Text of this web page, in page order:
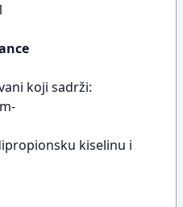
koji sadrži:
kiselinu i